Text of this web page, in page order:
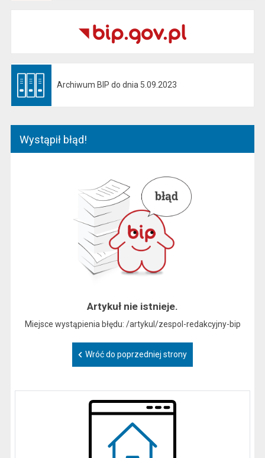
Archiwum BIP do dnia 5.09.2023
Wystąpił błąd!
Artykuł nie istnieje.
Miejsce wystąpienia błędu: /artykul/zespol-redakcyjny-bip
Wróć do poprzedniej strony